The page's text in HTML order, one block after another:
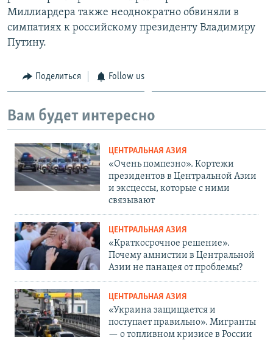
Миллиардера также неоднократно обвиняли в
симпатиях к российскому президенту Владимиру
Путину.
Поделиться Follow us
Вам будет интересно
ЦЕНТРАЛЬНАЯ АЗИЯ
«Очень помпезно». Кортежи
президентов в Центральной Азии
и эксцессы, которые с ними
связывают
ЦЕНТРАЛЬНАЯ АЗИЯ
«Краткосрочное решение».
Почему амнистии в Центральной
Азии не панацея от проблемы?
ЦЕНТРАЛЬНАЯ АЗИЯ
«Украина защищается и
поступает правильно». Мигранты
— о топливном кризисе в России